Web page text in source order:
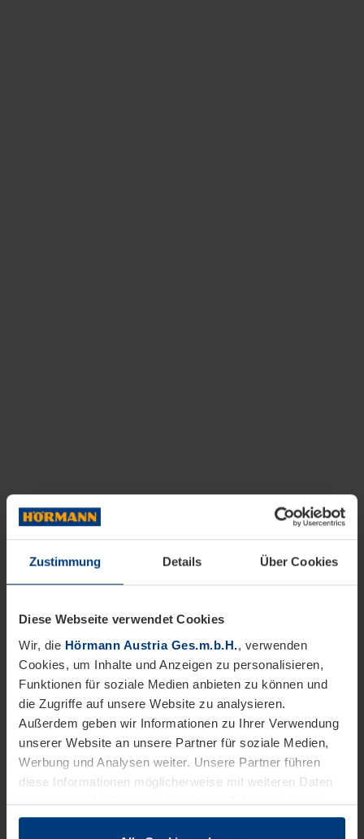
Zustimmung Details Über Cookies
Diese Webseite verwendet Cookies
Wir, die Hörmann Austria Ges.m.b.H., verwenden
Cookies, um Inhalte und Anzeigen zu personalisieren,
Funktionen für soziale Medien anbieten zu können und
die Zugriffe auf unsere Website zu analysieren.
Außerdem geben wir Informationen zu Ihrer Verwendung
unserer Website an unsere Partner für soziale Medien,
Werbung und Analysen weiter. Unsere Partner führen
diese Informationen möglicherweise mit weiteren Daten
zusammen, die Sie ihnen bereitgestellt haben oder die
sie im Rahmen Ihrer Nutzung der Dienste gesammelt